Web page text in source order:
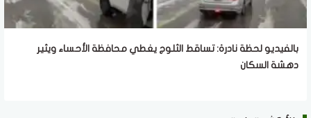
بالفيديو لحظة نادرة: تساقط الثلوج يغطي محافظة الأحساء ويثير
دهشة السكان